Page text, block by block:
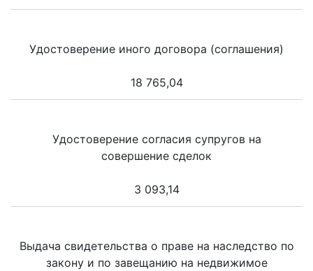
Удостоверение иного договора (соглашения)
18 765,04
Удостоверение согласия супругов на
совершение сделок
3 093,14
Выдача свидетельства о праве на наследство по
закону и по завещанию на недвижимое